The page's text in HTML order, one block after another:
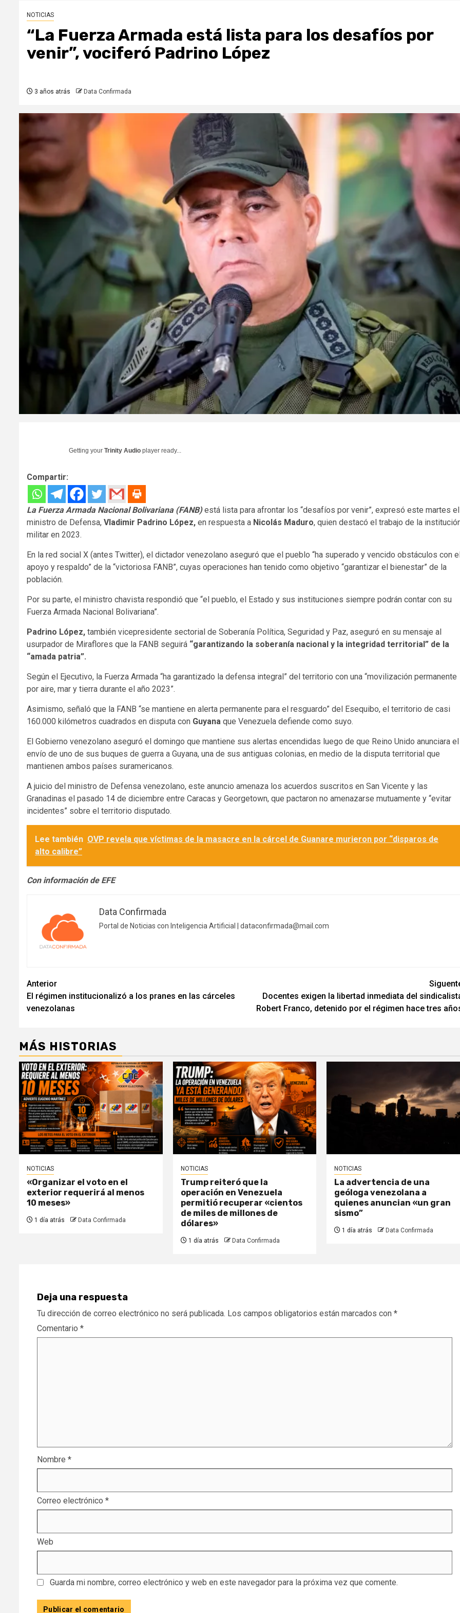
NOTICIAS
“La Fuerza Armada está lista para los desafíos por
venir”, vociferó Padrino López
3 años atrás Data Confirmada
Getting your Trinity Audio player ready...
Compartir:
La Fuerza Armada Nacional Bolivariana (FANB)está lista para afrontar los “desafíos por venir”, expresó este martes el
ministro de Defensa, Vladimir Padrino López, en respuesta a Nicolás Maduro, quien destacó el trabajo de la
militar en 2023.
En la red social X (antes Twitter), el dictador venezolano aseguró que el pueblo “ha superado y vencido obstáculos con
apoyo y respaldo” de la “victoriosa FANB”, cuyas operaciones han tenido como objetivo “garantizar el bienestar” de la
población.
Por su parte, el ministro chavista respondió que “el pueblo, el Estado y sus instituciones siempre podrán contar con su
Fuerza Armada Nacional Bolivariana”.
Padrino López, también vicepresidente sectorial de Soberanía Política, Seguridad y Paz, aseguró en su mensaje al
usurpador de Miraflores que la FANB seguirá “garantizando la soberanía nacional y la integridad territorial” de la
“amada patria”.
Según el Ejecutivo, la Fuerza Armada “ha garantizado la defensa integral” del territorio con una “movilización permanente
por aire, mar y tierra durante el año 2023”.
Asimismo, señaló que la FANB “se mantiene en alerta permanente para el resguardo” del Esequibo, el territorio de casi
160.000 kilómetros cuadrados en disputa con Guyana que Venezuela defiende como suyo.
El Gobierno venezolano aseguró el domingo que mantiene sus alertas encendidas luego de que Reino Unido anunciara el
envío de uno de sus buques de guerra a Guyana, una de sus antiguas colonias, en medio de la disputa territorial que
mantienen ambos países suramericanos.
A juicio del ministro de Defensa venezolano, este anuncio amenaza los acuerdos suscritos en San Vicente y las
Granadinas el pasado 14 de diciembre entre Caracas y Georgetown, que pactaron no amenazarse mutuamente y “evitar
incidentes” sobre el territorio disputado.
Lee también OVP revela que víctimas de la masacre en la cárcel de Guanare murieron por “disparos de
alto calibre”
Con información de EFE
Data Confirmada
Portal de Noticias con Inteligencia Artificial | dataconfirmada@mail.com
Navegación
de
Anterior
El régimen institucionalizó a los pranes en las cárceles
venezolanas
Docentes exigen la libertad inmediata del
Robert Franco, detenido por el régimen hace tres
MÁS HISTORIAS
NOTICIAS
«Organizar el voto en el
exterior requerirá al menos
10 meses»
1 día atrás Data Confirmada
NOTICIAS
Trump reiteró que la
operación en Venezuela
permitió recuperar «cientos
de miles de millones de
dólares»
1 día atrás Data Confirmada
NOTICIAS
La advertencia de una
geóloga venezolana a
quienes anuncian «un gran
sismo”
1 día atrás Data Confirmada
Deja una respuesta
Tu dirección de correo electrónico no será publicada. Los campos obligatorios están marcados con *
Comentario *
Nombre *
Correo electrónico *
Web
Guarda mi nombre, correo electrónico y web en este navegador para la próxima vez que comente.